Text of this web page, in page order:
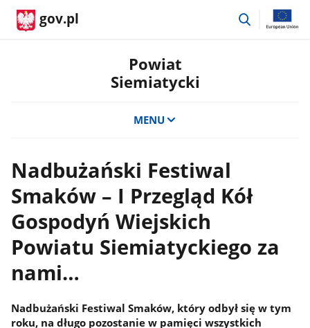
gov.pl
przejdź
Powiat
Siemiatycki
MENU
Nadbużański Festiwal
Smaków – I Przegląd Kół
Gospodyń Wiejskich
Powiatu Siemiatyckiego za
nami…
Nadbużański Festiwal Smaków, który odbył się w tym
roku, na długo pozostanie w pamięci wszystkich